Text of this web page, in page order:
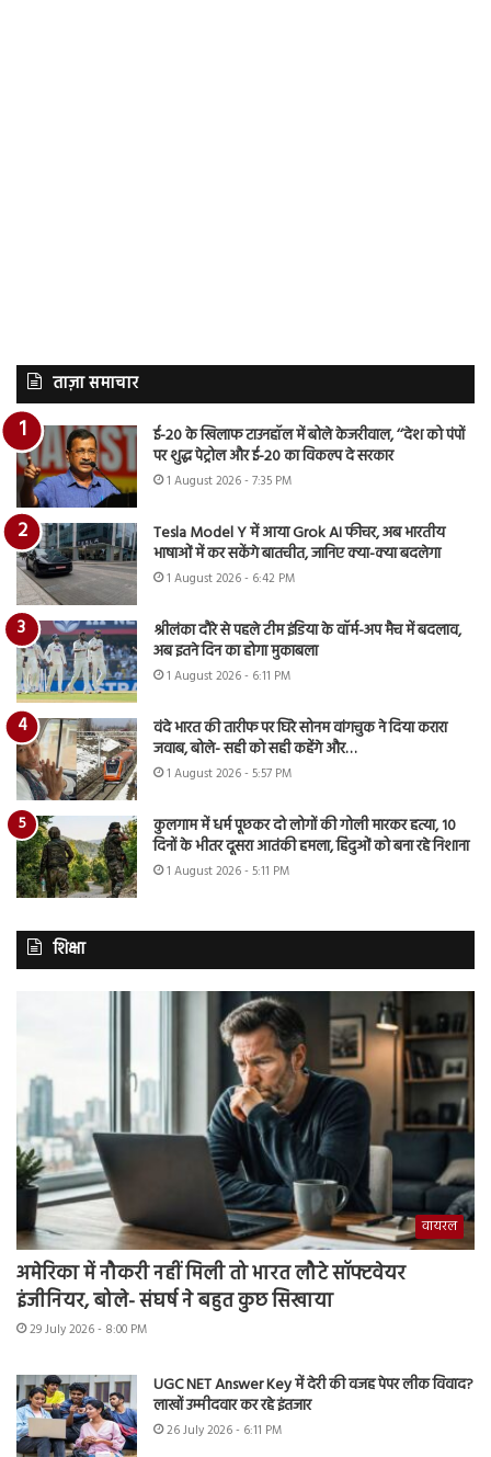
ताज़ा समाचार
ई-20 के खिलाफ टाउनहॉल में बोले केजरीवाल, ‘‘देश को पंपों
पर शुद्ध पेट्रोल और ई-20 का विकल्प दे सरकार
1 August 2026 - 7:35 PM
Tesla Model Y में आया Grok AI फीचर, अब भारतीय
भाषाओं में कर सकेंगे बातचीत, जानिए क्या-क्या बदलेगा
1 August 2026 - 6:42 PM
श्रीलंका दौरे से पहले टीम इंडिया के वॉर्म-अप मैच में बदलाव,
अब इतने दिन का होगा मुकाबला
1 August 2026 - 6:11 PM
वंदे भारत की तारीफ पर घिरे सोनम वांगचुक ने दिया करारा
जवाब, बोले- सही को सही कहेंगे और…
1 August 2026 - 5:57 PM
कुलगाम में धर्म पूछकर दो लोगों की गोली मारकर हत्या, 10
दिनों के भीतर दूसरा आतंकी हमला, हिंदुओं को बना रहे निशाना
1 August 2026 - 5:11 PM
शिक्षा
वायरल
अमेरिका में नौकरी नहीं मिली तो भारत लौटे सॉफ्टवेयर
इंजीनियर, बोले- संघर्ष ने बहुत कुछ सिखाया
29 July 2026 - 8:00 PM
UGC NET Answer Key में देरी की वजह पेपर लीक विवाद?
लाखों उम्मीदवार कर रहे इंतजार
26 July 2026 - 6:11 PM